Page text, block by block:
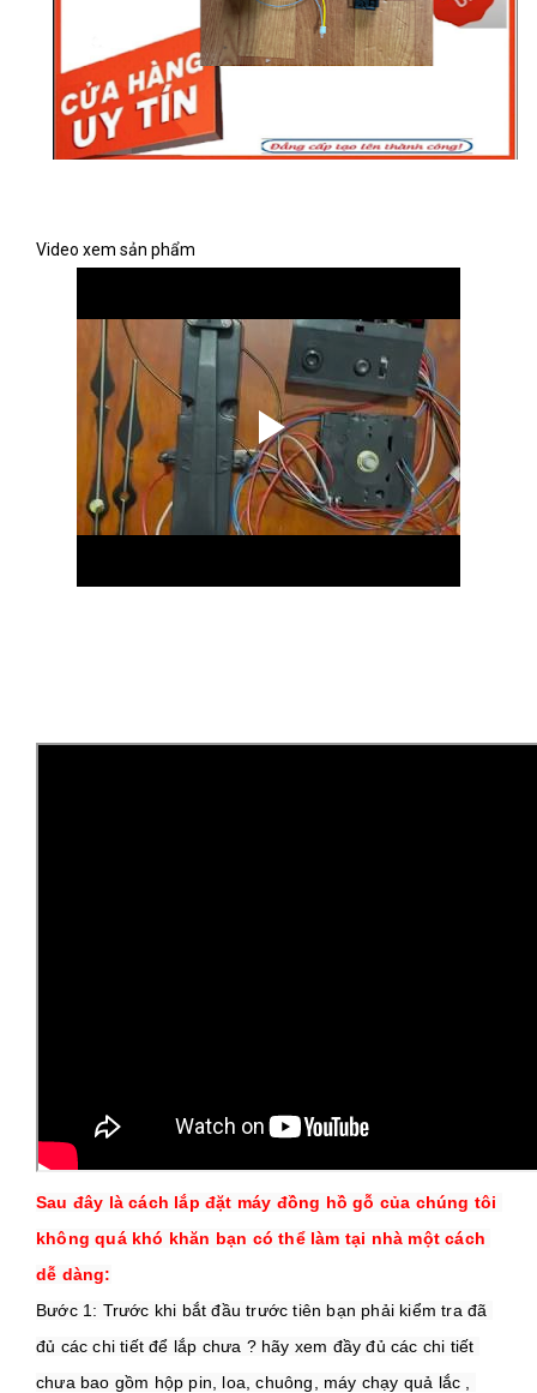
Video xem sản phẩm
Sau đây là cách lắp đặt máy đồng hồ gỗ của chúng tôi
không quá khó khăn bạn có thể làm tại nhà một cách
dễ dàng:
Bước 1: Trước khi bắt đầu trước tiên bạn phải kiểm tra đã
đủ các chi tiết để lắp chưa ? hãy xem đầy đủ các chi tiết
chưa bao gồm hộp pin, loa, chuông, máy chạy quả lắc ,